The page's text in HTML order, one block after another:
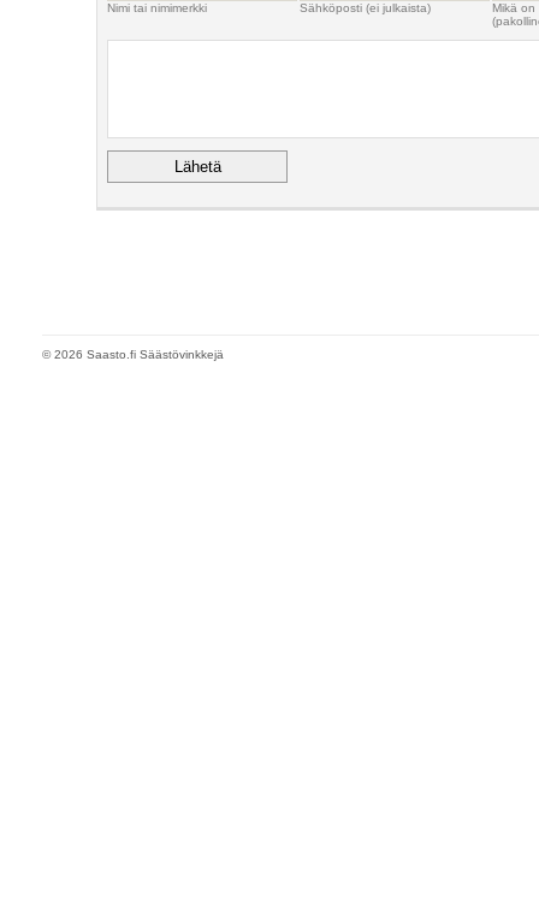
Nimi tai nimimerkki Sähköposti (ei julkaista)
Mikä
© 2026 Saasto.fi Säästövinkkejä